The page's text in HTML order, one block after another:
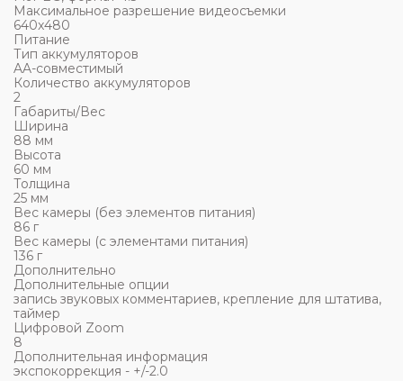
Максимальное разрешение видеосъемки
640x480
Питание
Тип аккумуляторов
AA-совмеcтимый
Количество аккумуляторов
2
Габариты/Вес
Ширина
88 мм
Высота
60 мм
Толщина
25 мм
Вес камеры (без элементов питания)
86 г
Вес камеры (с элементами питания)
136 г
Дополнительно
Дополнительные опции
запись звуковых комментариев, крепление для штатива,
таймер
Цифровой Zoom
8
Дополнительная информация
экспокоррекция - +/-2.0